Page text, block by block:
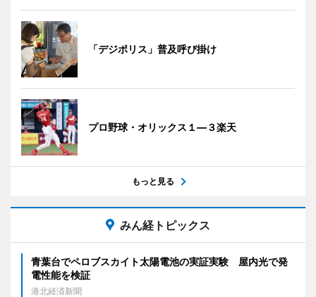
「デジポリス」普及呼び掛け
プロ野球・オリックス１―３楽天
もっと見る
みん経トピックス
青葉台でペロブスカイト太陽電池の実証実験 屋内光で発
電性能を検証
港北経済新聞